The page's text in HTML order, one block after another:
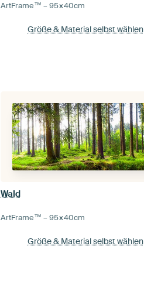
ArtFrame™ –95×40cm
Größe & Material selbst wählen
Wald
ArtFrame™ –95×40cm
Größe & Material selbst wählen